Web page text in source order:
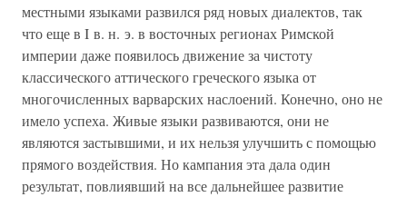
местными языками развился ряд новых диалектов, так
что еще в I в. н. э. в восточных регионах Римской
империи даже появилось движение за чистоту
классического аттического греческого языка от
многочисленных варварских наслоений. Конечно, оно не
имело успеха. Живые языки развиваются, они не
являются застывшими, и их нельзя улучшить с помощью
прямого воздействия. Но кампания эта дала один
результат, повлиявший на все дальнейшее развитие